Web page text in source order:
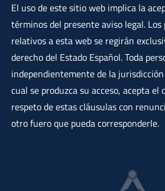
El uso de este sitio web implica la
términos del presente aviso legal.
relativos a esta web se regirán
derecho del Estado Español. Toda
independientemente de la
cual se produzca su acceso, acepta
respeto de estas cláusulas con
otro fuero que pueda corresponderle.